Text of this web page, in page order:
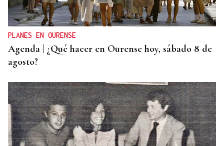
PLANES EN OURENSE
Agenda | ¿Qué hacer en Ourense hoy, sábado 8 de
agosto?